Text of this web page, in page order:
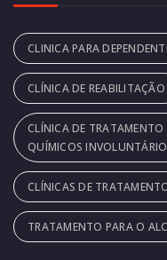
CLINICA PARA
CLÍNICA DE REABILITAÇÃO
CLÍNICA DE TRATAMENTO
QUÍMICOS INVOLUNTÁRIO
CLÍNICAS DE
TRATAMENTO PARA O